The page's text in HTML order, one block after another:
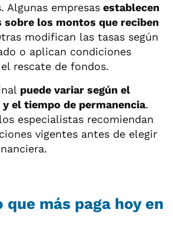
Algunas empresas establecen
los montos que reciben
modifican las tasas según
o aplican condiciones
rescate de fondos.
puede variar según el
el tiempo de permanencia.
especialistas recomiendan
vigentes antes de elegir
más paga hoy en